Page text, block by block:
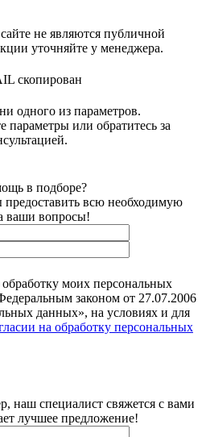
не являются публичной
уточняйте у менеджера.
скопирован
одного из параметров.
параметры или обратитесь за
в подборе?
всю необходимую
ваши вопросы!
моих персональных
законом от 27.07.2006
данных», на условиях и для
на обработку персональных
наш специалист свяжется с вами
лучшее предложение!